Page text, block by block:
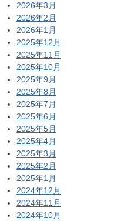
2026年3月
2026年2月
2026年1月
2025年12月
2025年11月
2025年10月
2025年9月
2025年8月
2025年7月
2025年6月
2025年5月
2025年4月
2025年3月
2025年2月
2025年1月
2024年12月
2024年11月
2024年10月